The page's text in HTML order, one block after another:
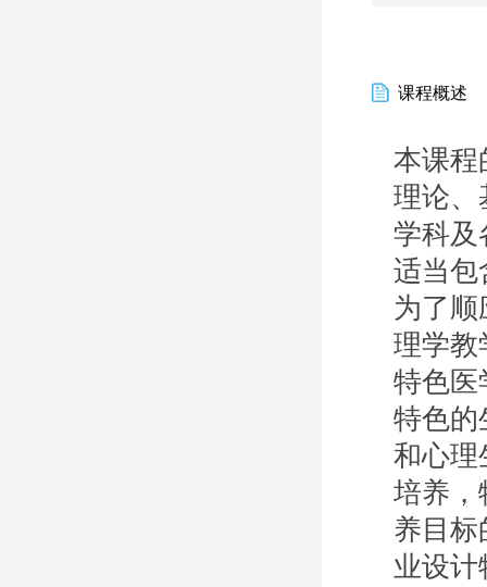
课程概述
本课程
理论、
学科及
适当包
为了
理学教
特色医
特色的
和心理
培养，
养目标
业设计